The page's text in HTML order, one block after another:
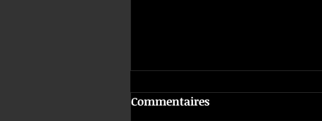
Commentaires